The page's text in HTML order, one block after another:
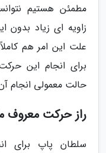
مطمئن هستیم
زاویه ای زیاد بدون
علت این امر هم
برای انجام این
حالت معمولی انجام
راز حرکت
سلطان پاپ برای